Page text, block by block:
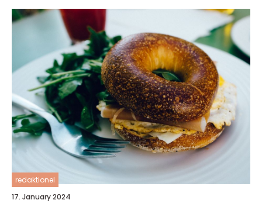
redaktionel
17. January 2024